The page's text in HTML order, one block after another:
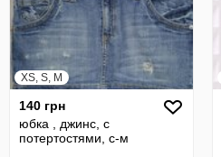
XS, S, M
140 грн
юбка , джинс, с
потертостями, с-м